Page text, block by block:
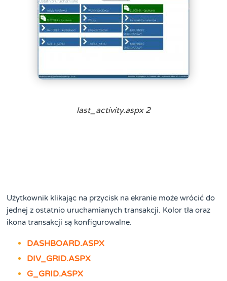
last_activity.aspx 2
Użytkownik klikając na przycisk na ekranie może wrócić do
jednej z ostatnio uruchamianych transakcji. Kolor tła oraz
ikona transakcji są konfigurowalne.
DASHBOARD.ASPX
DIV_GRID.ASPX
G_GRID.ASPX